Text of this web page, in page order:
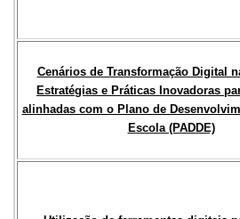
Cenários de Transformação Digital
Estratégias e Práticas Inovadoras
alinhadas com o Plano de
Escola (PADDE)